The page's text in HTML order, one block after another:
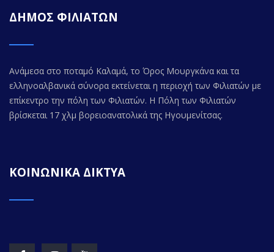
ΔΗΜΟΣ ΦΙΛΙΑΤΩΝ
Ανάμεσα στο ποταμό Καλαμά, το Όρος Μουργκάνα και τα
ελληνοαλβανικά σύνορα εκτείνεται η περιοχή των Φιλιατών με
επίκεντρο την πόλη των Φιλιατών. Η Πόλη των Φιλιατών
βρίσκεται 17 χλμ βορειοανατολικά της Ηγουμενίτσας.
ΚΟΙΝΩΝΙΚΑ ΔΙΚΤΥΑ